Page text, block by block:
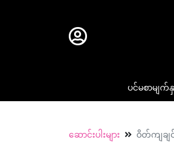
ပင်မစာမျက်
ဆောင်းပါးများ ဝိတ်ကျခ